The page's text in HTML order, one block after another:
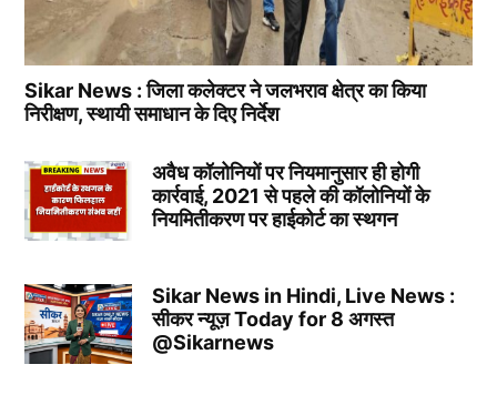
Sikar News : जिला कलेक्टर ने जलभराव क्षेत्र का किया
निरीक्षण, स्थायी समाधान के दिए निर्देश
अवैध कॉलोनियों पर नियमानुसार ही होगी
कार्रवाई, 2021 से पहले की कॉलोनियों के
नियमितीकरण पर हाईकोर्ट का स्थगन
Sikar News in Hindi, Live News :
सीकर न्यूज़ Today for 8 अगस्त
@Sikarnews